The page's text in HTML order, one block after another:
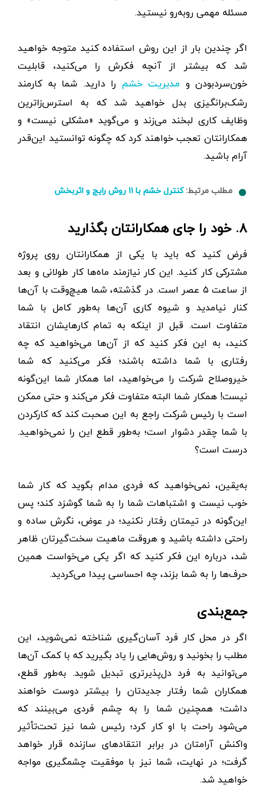
مسئله مهمی روبه‌رو نیستید.
اگر چندین بار از این روش استفاده کنید متوجه خواهید
شد که بیشتر از آنچه فکرش را می‌کنید، قابلیت
خون‌سرد‌بودن و مدیریت خشم را دارید. شما به کارمند
رشک‌برانگیزی بدل خواهید شد که به استرس‌زاترین
وظایف کاری لبخند می‌زند و می‌گوید «مشکلی نیست» و
همکارانتان تعجب خواهند کرد که چگونه توانستید این‌قدر
آرام باشید.
مطلب مرتبط:کنترل خشم با ۱۱ روش رایج و اثربخش
۸. خود را جای همکارانتان بگذارید
فرض کنید که باید با یکی از همکارانتان روی پروژه‌
مشترکی کار کنید. این کار نیازمند ماه‌ها کار طولانی و بعد
از ساعت ۵ عصر است. در گذشته، شما هیچ‌وقت با آن‌ها
کنار نیامدید و شیوه کاری آن‌ها به‌طور کامل با شما
متفاوت است. قبل از اینکه به تمام کارهایشان انتقاد
کنید، به این فکر کنید که از آن‌ها می‌خواهید که چه
رفتاری با شما داشته باشند؛ فکر می‌کنید که شما
خیر‌وصلاح شرکت را می‌خواهید، اما همکار شما این‌گونه
نیست! همکار شما البته متفاوت فکر می‌کند و حتی ممکن
است با رئیس شرکت راجع به این صحبت کند که کار‌کردن
با شما چقدر دشوار است؛ به‌طور قطع این را نمی‌خواهید.
درست است؟
به‌یقین، نمی‌خواهید که فردی مدام بگوید که کار شما
خوب نیست و اشتباهات شما را به شما گوشزد کند؛ پس
این‌گونه در تیمتان رفتار نکنید؛ در عوض، نگرش ساده و
راحتی داشته باشید و هر‌وقت ماهیت سخت‌گیرتان ظاهر
شد، درباره این فکر کنید که اگر یکی می‌خواست همین
حرف‌ها را به شما بزند، چه احساسی پیدا می‌کردید.
جمع‌بندی
اگر در محل کار فرد آسان‌گیری شناخته نمی‌شوید، این
مطلب را بخونید و روش‌هایی را یاد بگیرید که با کمک آن‌ها
می‌توانید به فرد دل‌پذیرتری تبدیل شوید. به‌طور قطع،
همکاران شما رفتار جدیدتان را بیشتر دوست خواهند
داشت؛ همچنین شما را به چشم فردی می‌بینند که
می‌شود راحت با او کار کرد؛ رئیس شما نیز تحت‌تأثیر
واکنش آرامتان در برابر انتقادهای سازنده قرار خواهد
گرفت؛ در نهایت، شما نیز با موفقیت چشمگیری مواجه
خواهید شد.